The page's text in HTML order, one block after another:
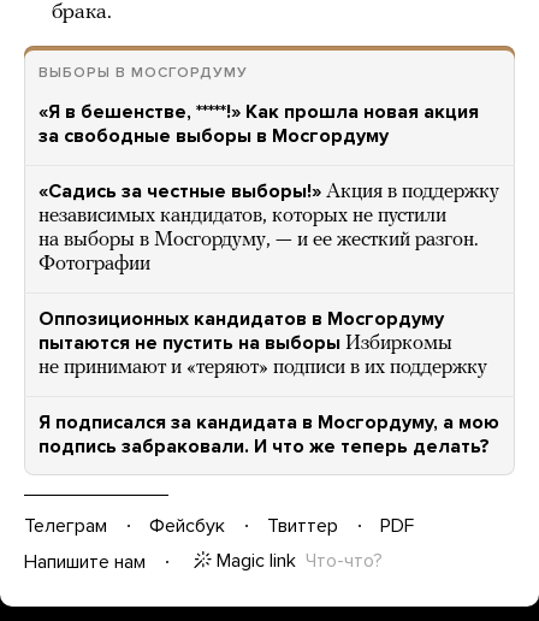
брака.
ВЫБОРЫ В МОСГОРДУМУ
«Я в бешенстве, *****!» Как прошла новая акция
за свободные выборы в Мосгордуму
«Садись за честные выборы!» Акция в поддержку
независимых кандидатов, которых не пустили
на выборы в Мосгордуму, — и ее жесткий разгон.
Фотографии
Оппозиционных кандидатов в Мосгордуму
пытаются не пустить на выборы Избиркомы
не принимают и «теряют» подписи в их поддержку
Я подписался за кандидата в Мосгордуму, а мою
подпись забраковали. И что же теперь делать?
Телеграм Фейсбук Твиттер
PDF
Напишите нам
Magic link Что-что?